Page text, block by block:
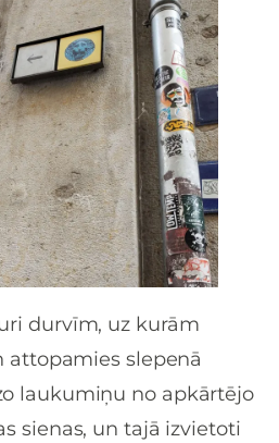
durvīm, uz kurām
attopamies slepenā
laukumiņu no apkārtējo
sienas, un tajā izvietoti